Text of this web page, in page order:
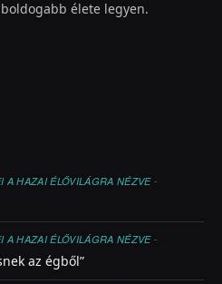
élete legyen.
A HAZAI ÉLŐVILÁGRA NÉZVE-
A HAZAI ÉLŐVILÁGRA NÉZVE-
az égből”